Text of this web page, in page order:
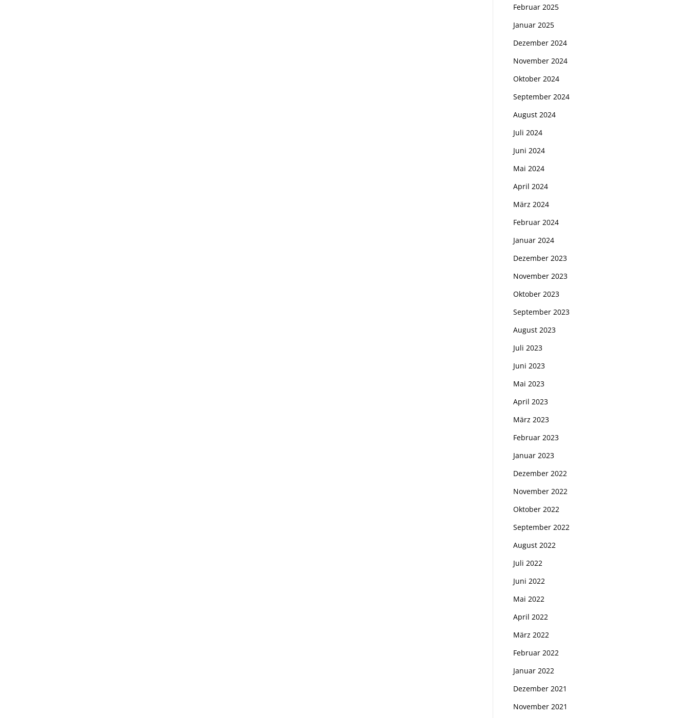
Februar 2025
Januar 2025
Dezember 2024
November 2024
Oktober 2024
September 2024
August 2024
Juli 2024
Juni 2024
Mai 2024
April 2024
März 2024
Februar 2024
Januar 2024
Dezember 2023
November 2023
Oktober 2023
September 2023
August 2023
Juli 2023
Juni 2023
Mai 2023
April 2023
März 2023
Februar 2023
Januar 2023
Dezember 2022
November 2022
Oktober 2022
September 2022
August 2022
Juli 2022
Juni 2022
Mai 2022
April 2022
März 2022
Februar 2022
Januar 2022
Dezember 2021
November 2021